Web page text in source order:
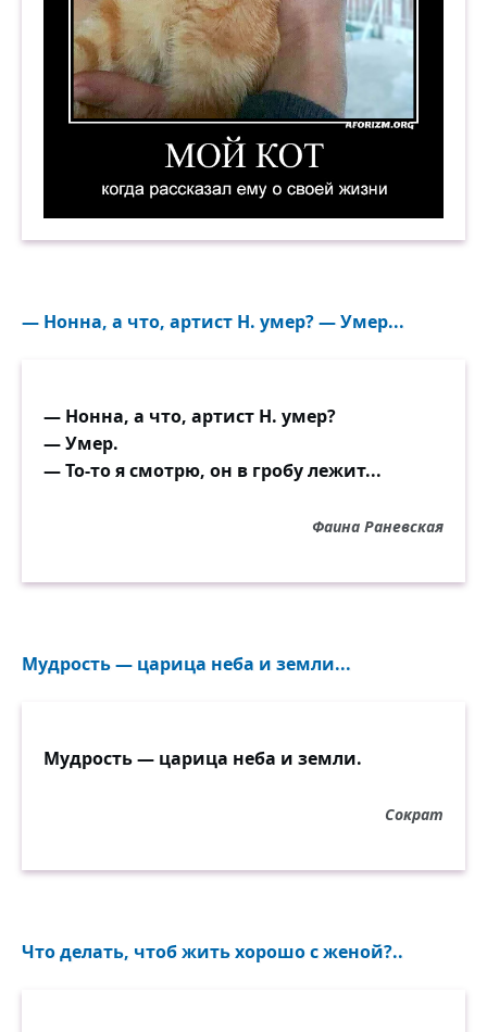
— Нонна, а что, артист Н. умер? — Умер...
— Нонна, а что, артист Н. умер?
— Умер.
— То-то я смотрю, он в гробу лежит...
Фаина Раневская
Мудрость — царица неба и земли...
Мудрость — царица неба и земли.
Сократ
Что делать, чтоб жить хорошо с женой?..